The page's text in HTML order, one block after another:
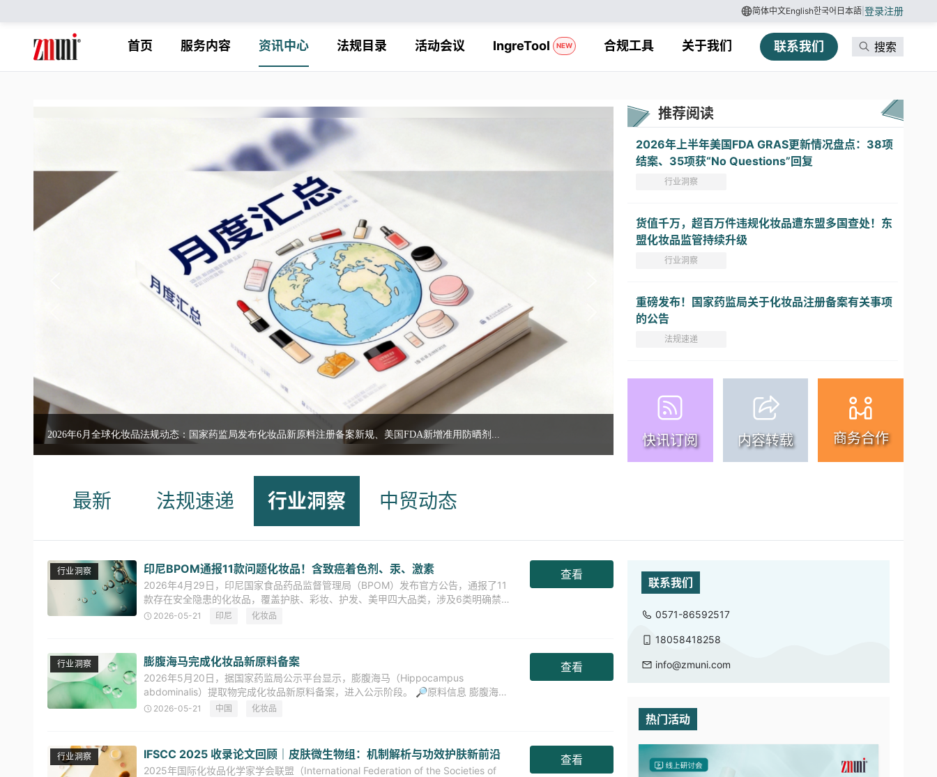
简体中文English한국어 日本語 登录注册
首页 服务内容 资讯中心 法规目录 活动会议 IngreTool NEW 合规工具 关于我们 联系我们 搜索
2026年6月全球化妆品法规动态：国家药监局发布化妆品新原料注册备案新规、美国FDA新增准用防晒剂...
推荐阅读
2026年上半年美国FDA GRAS更新情况盘点：38项
结案、35项获“No Questions”回复
行业洞察
货值千万，超百万件违规化妆品遭东盟多国查处！东
盟化妆品监管持续升级
行业洞察
重磅发布！国家药监局关于化妆品注册备案有关事项
的公告
法规速递
快讯订阅 内容转载 商务合作
最新 法规速递 行业洞察 中贸动态
行业洞察 印尼BPOM通报11款问题化妆品！含致癌着色剂、汞、激素
2026年4月29日，印尼国家食品药品监督管理局（BPOM）发布官方公告，通报了11
款存在安全隐患的化妆品，覆盖护肤、彩妆、护发、美甲四大品类，涉及6类明确禁止
或限制使用的成分。 此次通报凸显了印尼对
2026-05-21 印尼 化妆品
查看
行业洞察 膨腹海马完成化妆品新原料备案
2026年5月20日，据国家药监局公示平台显示，膨腹海马（Hippocampus
abdominalis）提取物完成化妆品新原料备案，进入公示阶段。 🔎原料信息 膨腹海马
（Hippocampus ab
2026-05-21 中国 化妆品
查看
行业洞察 IFSCC 2025 收录论文回顾｜皮肤微生物组：机制解析与功效护肤新前沿
2025年国际化妆品化学家学会联盟（International Federation of the Societies of
查看
联系我们
0571-86592517
18058418258
info@zmuni.com
热门活动